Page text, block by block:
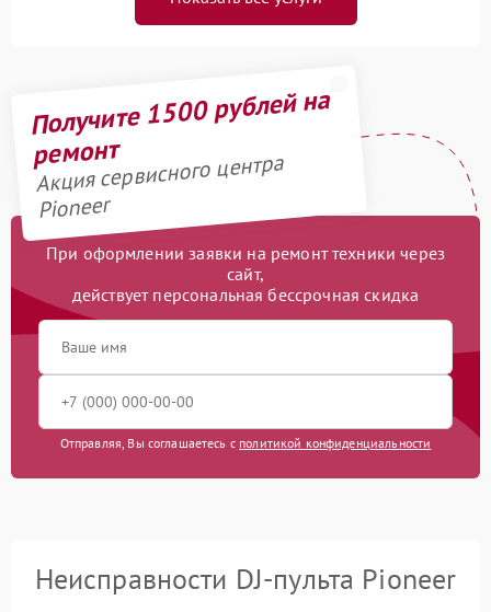
Получите 1500 рублей на
ремонт
Акция сервисного центра
Pioneer
При оформлении заявки на ремонт техники через
сайт,
действует персональная бессрочная скидка
Отправляя, Вы соглашаетесь с политикой конфиденциальности
Неисправности DJ-пульта Pioneer